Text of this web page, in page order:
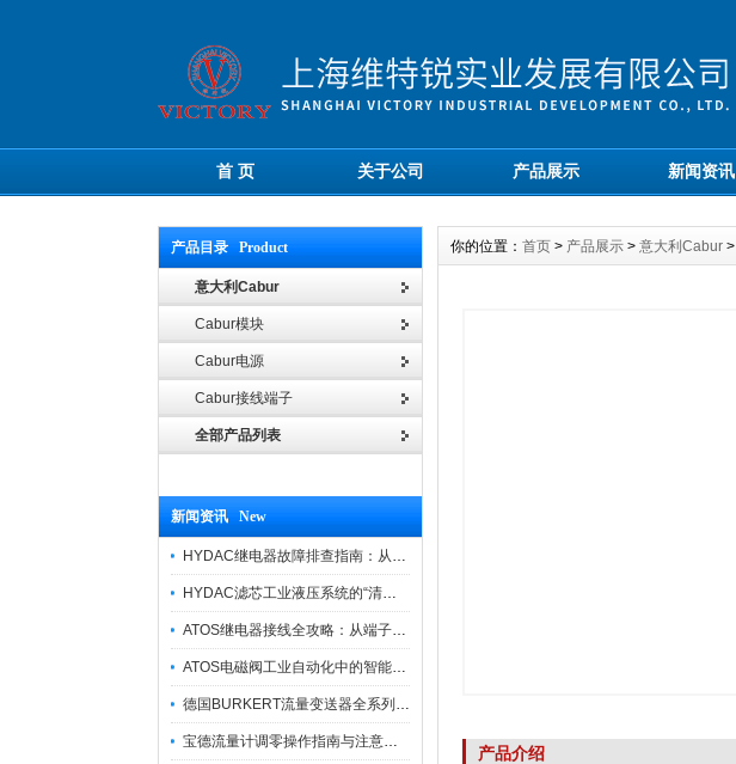
首 页 关于公司 产品展示 新闻资讯
产品目录 Product
意大利Cabur
Cabur模块
Cabur电源
Cabur接线端子
全部产品列表
新闻资讯 New
HYDAC继电器故障排查指南：从“无信号”到“误动作”的实战修复逻辑
HYDAC滤芯工业液压系统的“清道夫”与守护者
ATOS继电器接线全攻略：从端子识别到安全操作
ATOS电磁阀工业自动化中的智能开关
德国BURKERT流量变送器全系列优势供应
宝德流量计调零操作指南与注意事项
你的位置： 首页 > 产品展示 > 意大利Cabur >
产品介绍